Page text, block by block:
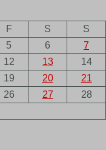
F S
S
5 6
7
12 13
14
19 20
21
26 27
28